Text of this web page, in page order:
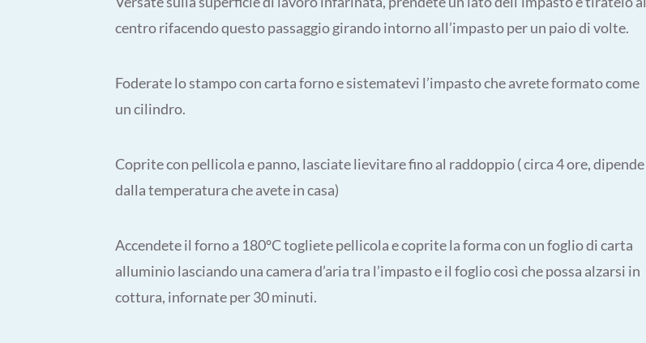
centro rifacendo questo passaggio girando intorno all’impasto per un paio di volte.
Foderate lo stampo con carta forno e sistematevi l’impasto che avrete formato come
un cilindro.
Coprite con pellicola e panno, lasciate lievitare fino al raddoppio ( circa 4 ore, dipende
dalla temperatura che avete in casa)
Accendete il forno a 180°C togliete pellicola e coprite la forma con un foglio di carta
alluminio lasciando una camera d’aria tra l’impasto e il foglio così che possa alzarsi in
cottura, infornate per 30 minuti.